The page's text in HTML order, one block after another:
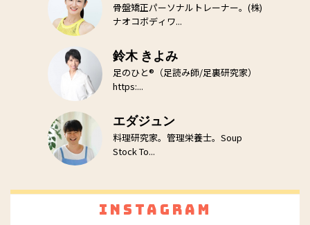
骨盤矯正パーソナルトレーナー。(株)
ナオコボディワ...
鈴木 きよみ
足のひと®（足読み師/足裏研究家）
https:...
エダジュン
料理研究家。管理栄養士。Soup
Stock To...
Instagram